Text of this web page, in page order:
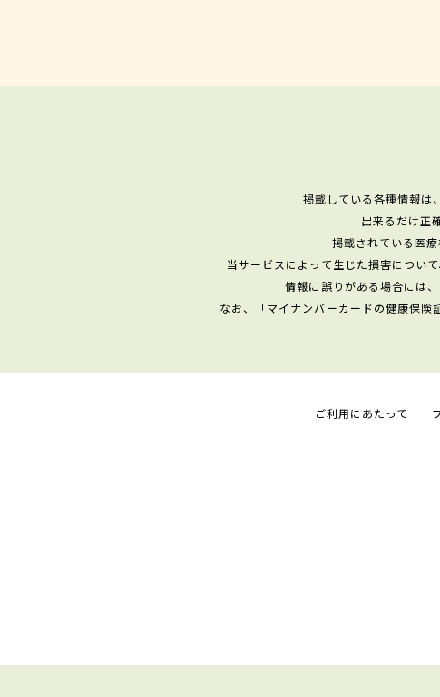
掲載している各種情報は
出来るだけ正
掲載されている医
当サービスによって生じた損害につい
情報に誤りがある場合には
なお、「マイナンバーカードの健康保険
ご利用にあたって